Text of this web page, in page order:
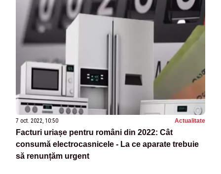
7 oct. 2022, 10:50 Actualitate
Facturi uriașe pentru români din 2022: Cât
consumă electrocasnicele - La ce aparate trebuie
să renunțăm urgent